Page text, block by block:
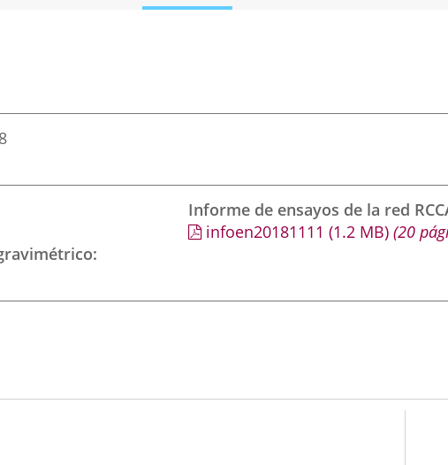
Informe de ensayos de la red
infoen20181111 (1.2 MB) (20